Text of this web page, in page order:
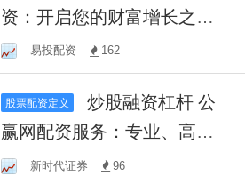
资：开启您的财富增长之
旅，专业配资服务助您实现
投资梦想
易投配资 162
股票配资定义
炒股融资杠杆 公
赢网配资服务：专业、高
效，助您轻松实现资金增
新时代证券 96